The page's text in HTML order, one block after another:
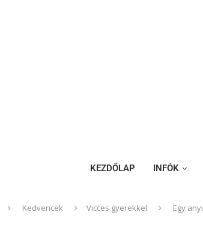
KEZDŐLAP INFÓK
Kedvencek Vicces gyerekkel Egy